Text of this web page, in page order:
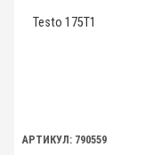
Testo 175T1
АРТИКУЛ: 790559